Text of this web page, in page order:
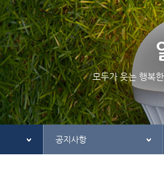
서식자료실
채용정보
인재정보
관련사이트
모두가 웃는 행복
공지사항